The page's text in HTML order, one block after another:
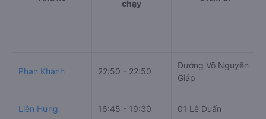
chạy
Phan Khánh 22:50 - 22:50
Đường Võ Nguyên
Giáp
Liên Hưng 16:45 - 19:30 01 Lê Duẩn